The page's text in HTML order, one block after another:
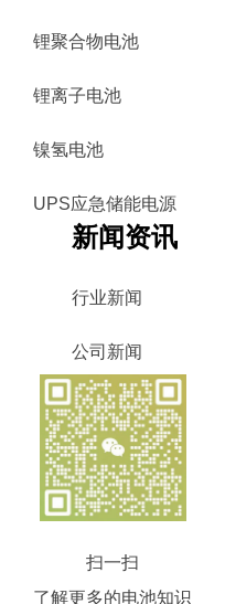
锂聚合物电池
锂离子电池
镍氢电池
UPS应急储能电源
新闻资讯
行业新闻
公司新闻
扫一扫
了解更多的电池知识